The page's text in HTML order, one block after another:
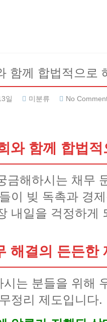
함께 합법적으로
일 미분류 No
와 함께 합법
금해하시는 채무
이 빚 독촉과 경
내일을 걱정하게
해결의 든든한
는 분들을 위해
정리 제도입니다.